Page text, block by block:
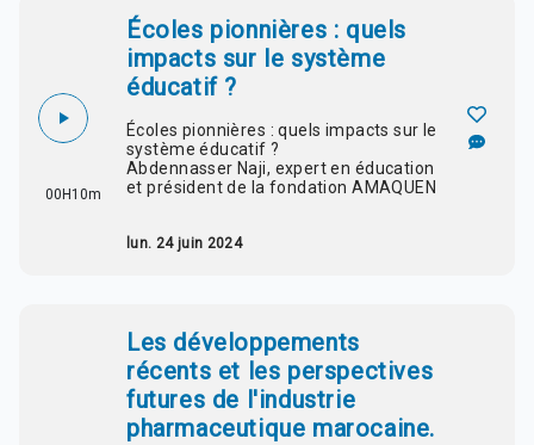
00H10m
Écoles pionnières : quels
impacts sur le système
éducatif ?
Écoles pionnières : quels impacts sur le
système éducatif ?
Abdennasser Naji, expert en éducation
et président de la fondation AMAQUEN
lun. 24 juin 2024
Les développements
récents et les perspectives
futures de l'industrie
pharmaceutique marocaine.